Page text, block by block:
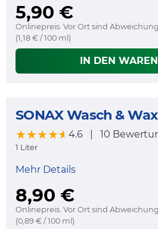
5,90 €
Onlinepreis. Vor Ort sind
(1,18 € / 100 ml)
IN DEN
SONAX Wasch & Wax
★★★★★
★★★★★4.6 |10
1 Liter
Mehr Details
8,90 €
Onlinepreis. Vor Ort sind
(0,89 € / 100 ml)